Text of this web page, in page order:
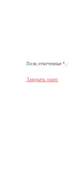
Поля, отмеченные *, -
Закрыть окно